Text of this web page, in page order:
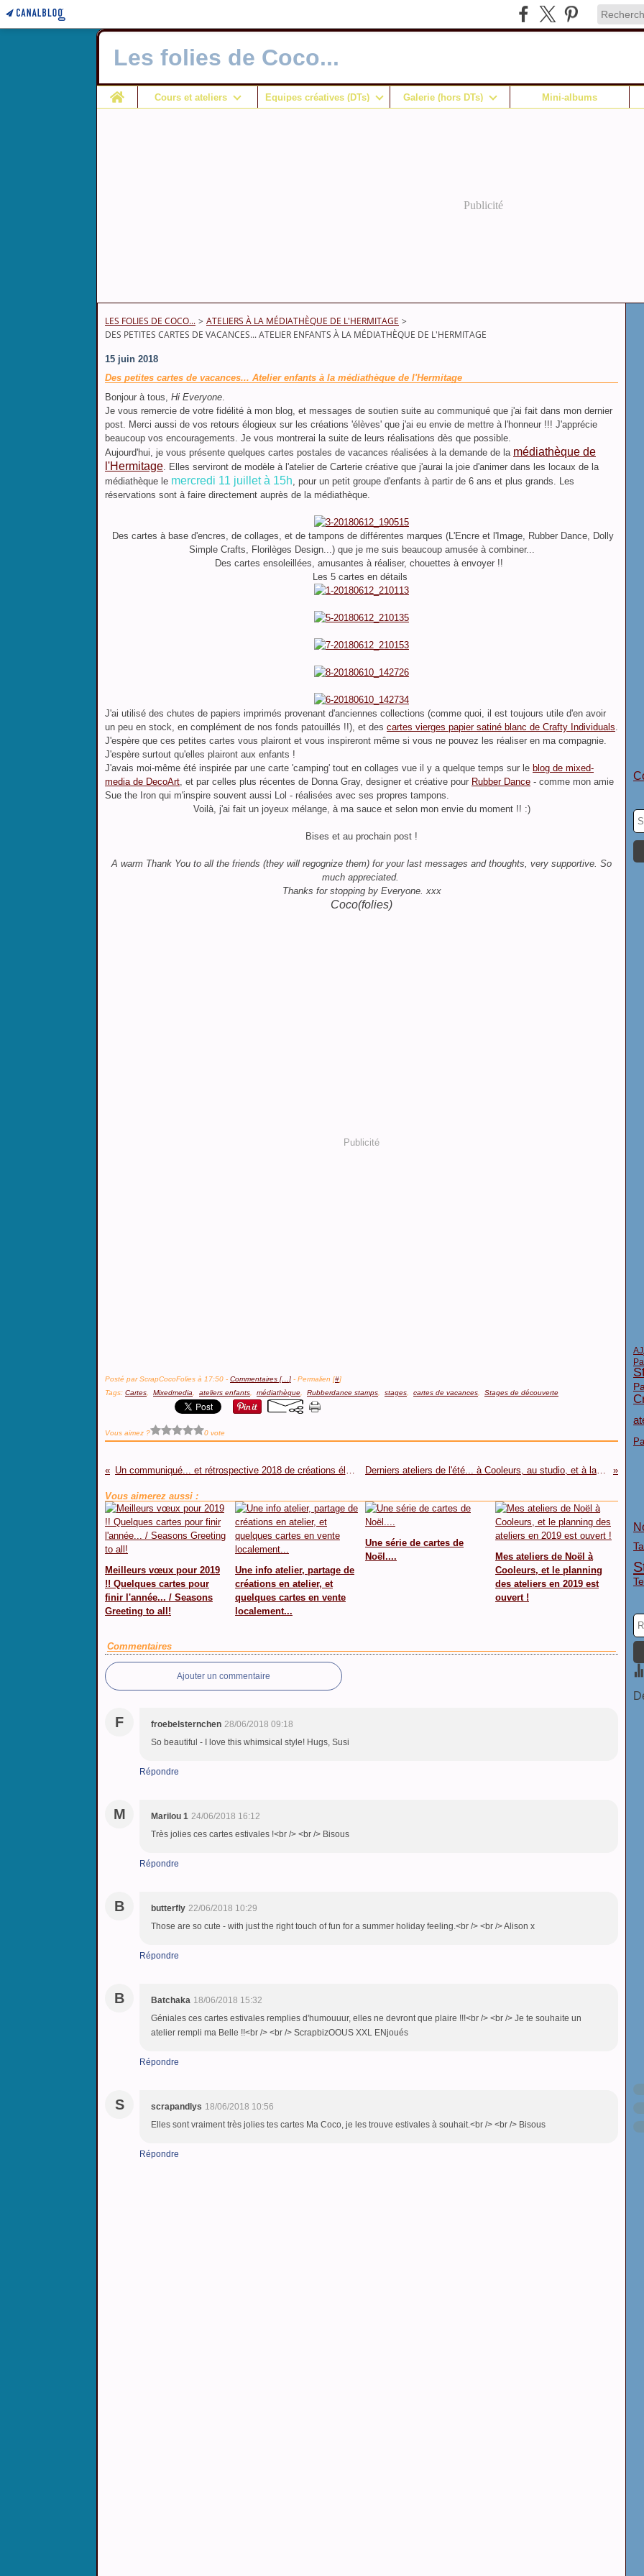
Les folies de Coco...
Home
Cours et ateliers Equipes créatives (DTs) Galerie (hors DTs) Mini-albums
Publicité
LES FOLIES DE COCO... > ATELIERS À LA MÉDIATHÈQUE DE L'HERMITAGE >
DES PETITES CARTES DE VACANCES... ATELIER ENFANTS À LA MÉDIATHÈQUE DE L'HERMITAGE
15 juin 2018
Des petites cartes de vacances... Atelier enfants à la médiathèque de l'Hermitage
Bonjour à tous, Hi Everyone.
Je vous remercie de votre fidélité à mon blog, et messages de soutien suite au communiqué que j'ai fait dans mon dernier
post. Merci aussi de vos retours élogieux sur les créations 'élèves' que j'ai eu envie de mettre à l'honneur !!! J'apprécie
beaucoup vos encouragements. Je vous montrerai la suite de leurs réalisations dès que possible.
Aujourd'hui, je vous présente quelques cartes postales de vacances réalisées à la demande de la médiathèque de
l'Hermitage. Elles serviront de modèle à l'atelier de Carterie créative que j'aurai la joie d'animer dans les locaux de la
médiathèque le mercredi 11 juillet à 15h, pour un petit groupe d'enfants à partir de 6 ans et plus grands. Les
réservations sont à faire directement auprès de la médiathèque.
Des cartes à base d'encres, de collages, et de tampons de différentes marques (L'Encre et l'Image, Rubber Dance, Dolly
Simple Crafts, Florilèges Design...) que je me suis beaucoup amusée à combiner...
Des cartes ensoleillées, amusantes à réaliser, chouettes à envoyer !!
Les 5 cartes en détails
J'ai utilisé des chutes de papiers imprimés provenant d'anciennes collections (comme quoi, il est toujours utile d'en avoir
un peu en stock, en complément de nos fonds patouillés !!), et des cartes vierges papier satiné blanc de Crafty Individuals.
J'espère que ces petites cartes vous plairont et vous inspireront même si vous ne pouvez les réaliser en ma compagnie.
J'espère surtout qu'elles plairont aux enfants !
J'avais moi-même été inspirée par une carte 'camping' tout en collages vue il y a quelque temps sur le blog de mixed-
media de DecoArt, et par celles plus récentes de Donna Gray, designer et créative pour Rubber Dance - comme mon amie
Sue the Iron qui m'inspire souvent aussi Lol - réalisées avec ses propres tampons.
Voilà, j'ai fait un joyeux mélange, à ma sauce et selon mon envie du moment !! :)
Bises et au prochain post !
A warm Thank You to all the friends (they will regognize them) for your last messages and thoughts, very supportive. So
much appreciated.
Thanks for stopping by Everyone. xxx
Coco(folies)
Publicité
Posté par ScrapCocoFolies à 17:50 - Commentaires [… ] - Permalien [#]
Tags: Cartes Mixedmedia ateliers enfants médiathèque Rubberdance stamps stages cartes de vacances Stages de découverte
Vous aimez ? 0 vote
Un communiqué... et rétrospective 2018 de créations élèves (partie 1) Derniers ateliers de l'été... à Cooleurs, au studio, et à la médiathèque !
Vous aimerez aussi :
Meilleurs vœux pour 2019
!! Quelques cartes pour
finir l'année... / Seasons
Greeting to all!
Une info atelier, partage de
créations en atelier, et
quelques cartes en vente
localement...
Une série de cartes de
Noël....
Mes ateliers de Noël à
Cooleurs, et le planning
des ateliers en 2019 est
ouvert !
Commentaires
Ajouter un commentaire
F froebelsternchen 28/06/2018 09:18
So beautiful - I love this whimsical style! Hugs, Susi
Répondre
M Marilou 1 24/06/2018 16:12
Très jolies ces cartes estivales !<br /> <br /> Bisous
Répondre
B butterfly 22/06/2018 10:29
Those are so cute - with just the right touch of fun for a summer holiday feeling.<br /> <br /> Alison x
Répondre
B Batchaka 18/06/2018 15:32
Géniales ces cartes estivales remplies d'humouuur, elles ne devront que plaire !!!<br /> <br /> Je te souhaite un
atelier rempli ma Belle !!<br /> <br /> ScrapbizOOUS XXL ENjoués
Répondre
S scrapandlys 18/06/2018 10:56
Elles sont vraiment très jolies tes cartes Ma Coco, je les trouve estivales à souhait.<br /> <br /> Bisous
Répondre
AJ